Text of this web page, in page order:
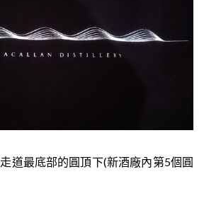
道最底部的圓頂下(新酒廠內第5個圓